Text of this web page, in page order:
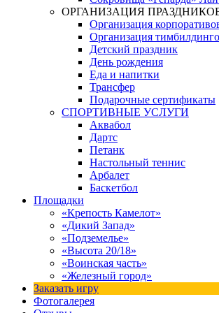
ОРГАНИЗАЦИЯ
Организация
Организация
Детский праздник
День рождения
Еда и напитки
Трансфер
Подарочные сертификаты
СПОРТИВНЫЕ УСЛУГИ
Аквабол
Дартс
Петанк
Настольный теннис
Арбалет
Баскетбол
Площадки
«Крепость Камелот»
«Дикий Запад»
«Подземелье»
«Высота 20/18»
«Воинская часть»
«Железный город»
Заказать игру
Фотогалерея